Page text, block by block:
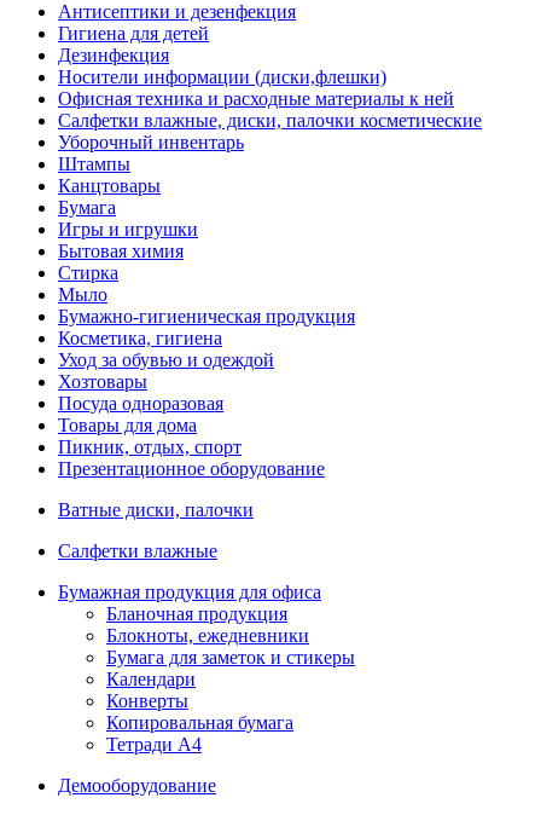
Антисептики и дезенфекция
Гигиена для детей
Дезинфекция
Носители информации (диски,флешки)
Офисная техника и расходные материалы к ней
Салфетки влажные, диски, палочки косметические
Уборочный инвентарь
Штампы
Канцтовары
Бумага
Игры и игрушки
Бытовая химия
Стирка
Мыло
Бумажно-гигиеническая продукция
Косметика, гигиена
Уход за обувью и одеждой
Хозтовары
Посуда одноразовая
Товары для дома
Пикник, отдых, спорт
Презентационное оборудование
Ватные диски, палочки
Салфетки влажные
Бумажная продукция для офиса
Бланочная продукция
Блокноты, ежедневники
Бумага для заметок и стикеры
Календари
Конверты
Копировальная бумага
Тетради А4
Демооборудование